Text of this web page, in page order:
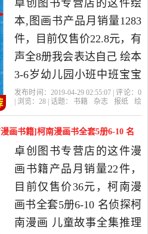
店精选书籍,杂志,报纸当中
性价比很高的绘本,图画
书，由浙江 杭州发货。
卓创图书专营店的这件绘
本,图画书产品月销量1283
件，目前仅售价22.8元，有
声全8册我会表达自己 绘本
3-6岁幼儿园小班中班宝宝
情商情绪管理幼儿书籍4-6
读国外获奖益智语言训练
周岁是2019年卓创图书专
营店精选书籍,杂志,报纸当
中性价比很高的绘本,图画
书，由浙江 杭州发货。
发布时间：2019-04-29 02:55:07 | 评论： 0
| 浏览： 28 | 话题： 书籍 杂志 报纸
绘
画书籍]柯南漫画书全套5册6-10 名
仅售36元
卓创图书专营店的这件漫
画书籍产品月销量22件，
目前仅售价36元，柯南漫
画书全套5册6-10 名侦探柯
南漫画 儿童故事全集推理